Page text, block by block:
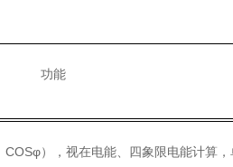
功能
），视在电能、四象限电能计算，